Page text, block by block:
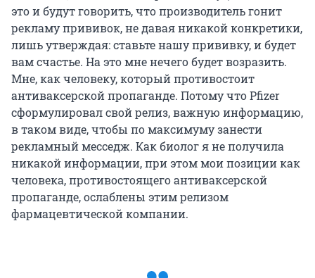
это и будут говорить, что производитель гонит
рекламу прививок, не давая никакой конкретики,
лишь утверждая: ставьте нашу прививку, и будет
вам счастье. На это мне нечего будет возразить.
Мне, как человеку, который противостоит
антиваксерской пропаганде. Потому что Pfizer
сформулировал свой релиз, важную информацию,
в таком виде, чтобы по максимуму занести
рекламный месседж. Как биолог я не получила
никакой информации, при этом мои позиции как
человека, противостоящего антиваксерской
пропаганде, ослаблены этим релизом
фармацевтической компании.